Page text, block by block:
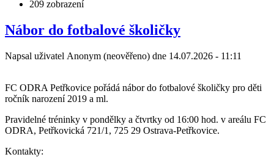
209 zobrazení
Nábor do fotbalové školičky
Napsal uživatel Anonym (neověřeno) dne 14.07.2026 - 11:11
FC ODRA Petřkovice pořádá nábor do fotbalové školičky pro děti
ročník narození 2019 a ml.
Pravidelné tréninky v pondělky a čtvrtky od 16:00 hod. v areálu FC
ODRA, Petřkovická 721/1, 725 29 Ostrava-Petřkovice.
Kontakty: